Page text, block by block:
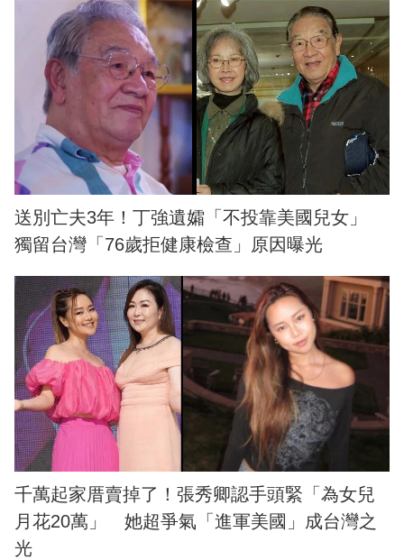
送別亡夫3年！丁強遺孀「不投靠美國兒女」
獨留台灣「76歲拒健康檢查」原因曝光
千萬起家厝賣掉了！張秀卿認手頭緊「為女兒
月花20萬」 她超爭氣「進軍美國」成台灣之
光